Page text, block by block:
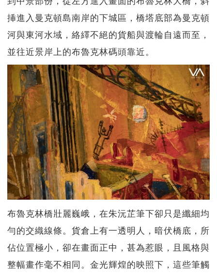
挿進入曼克頓島南岸的下城區，橋塔底部為曼克頓
河與東河水域，絡繹不絕的貨船與渡輪自遠而至，
並往近景岸上的布魯克林碼頭靠近。
布魯克林橋壯麗巍峨，在朱沅芷筆下卻只是纖細均
勻的交織線條。貨倉上有一透明人，暗伏橋底，所
佔位置極小，卻在畫面正中，甚為惹眼，且風格與
整幅畫作毫不相同。金光輝煌的映照下，這些筆觸